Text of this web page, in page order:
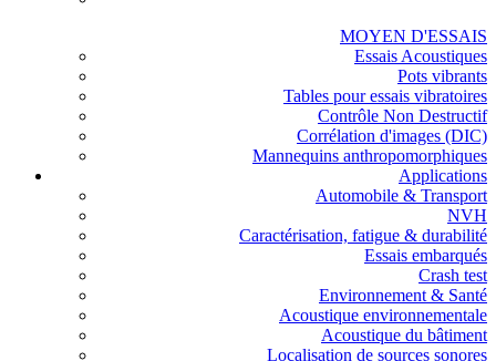
MOYEN D'ESSAIS
Essais Acoustiques
Pots vibrants
Tables pour essais vibratoires
Contrôle Non Destructif
Corrélation d'images (DIC)
Mannequins anthropomorphiques
Applications
Automobile & Transport
NVH
Caractérisation, fatigue & durabilité
Essais embarqués
Crash test
Environnement & Santé
Acoustique environnementale
Acoustique du bâtiment
Localisation de sources sonores